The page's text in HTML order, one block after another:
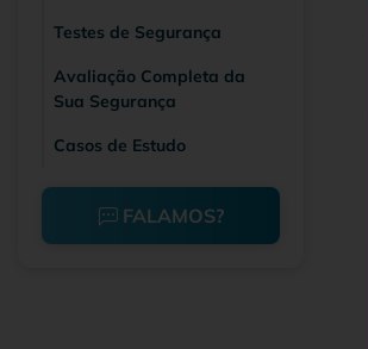
Testes de Segurança
Avaliação Completa da
Sua Segurança
Casos de Estudo
FALAMOS?